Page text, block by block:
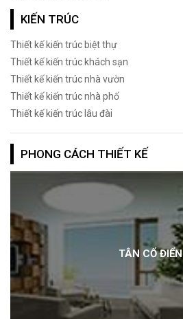
KIẾN TRÚC
Thiết kế kiến trúc biệt thự
Thiết kế kiến trúc khách sạn
Thiết kế kiến trúc nhà vườn
Thiết kế kiến trúc nhà phố
Thiết kế kiến trúc lâu đài
PHONG CÁCH THIẾT KẾ
TÂN CỔ ĐIỂN